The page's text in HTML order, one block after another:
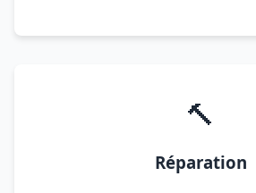
🔨
Réparation